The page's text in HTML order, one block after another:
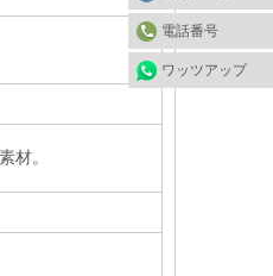
材。
電話番号
ワッツアップ